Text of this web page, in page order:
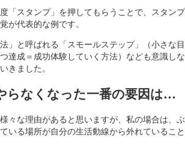
「スタンプ」を押してもらうことで、スタンプ
が代表的な例です。
」と呼ばれる「スモールステップ」（小さな目
達成＝成功体験していく方法）なども意識しな
きました。
なくなった一番の要因は…
々な理由があると思いますが、私の場合は、ぶ
いる場所が自分の生活動線から外れていること